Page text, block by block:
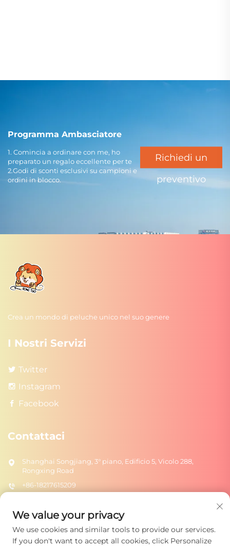
Programma Ambasciatore
1. Comincia a ordinare con me, ho
preparato un regalo eccellente per te
2.Godi di sconti esclusivi su campioni e
ordini in blocco.
Richiedi un
preventivo
Crea un mondo di peluche unico nel suo genere
I Nostri Servizi
Twitter
Instagram
Facebook
Contattaci
Shanghai Songjiang, 3° piano, Edificio 5, Vicolo 288,
Rongxing Road
+86-18217615209
INVIA
We value your privacy
We use cookies and similar tools to provide our services.
If you don't want to accept all cookies, click Personalize